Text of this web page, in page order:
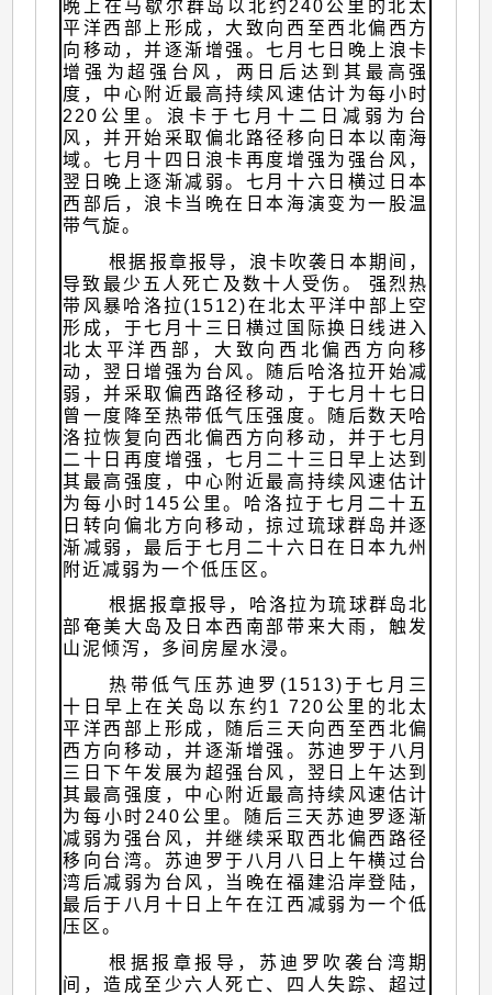
晩上在马歇尔群岛以北约240公里的北太
平洋西部上形成，大致向西至西北偏西方
向移动，并逐渐增强。七月七日晚上浪卡
增强为超强台风，两日后达到其最高强
度，中心附近最高持续风速估计为每小时
220公里。浪卡于七月十二日减弱为台
风，并开始采取偏北路径移向日本以南海
域。七月十四日浪卡再度增强为强台风，
翌日晚上逐渐减弱。七月十六日横过日本
西部后，浪卡当晩在日本海演变为一股温
带气旋。
根据报章报导，浪卡吹袭日本期间，
导致最少五人死亡及数十人受伤。 强烈热
带风暴哈洛拉(1512)在北太平洋中部上空
形成，于七月十三日横过国际换日线进入
北太平洋西部，大致向西北偏西方向移
动，翌日增强为台风。随后哈洛拉开始减
弱，并采取偏西路径移动，于七月十七日
曾一度降至热带低气压强度。随后数天哈
洛拉恢复向西北偏西方向移动，并于七月
二十日再度增强，七月二十三日早上达到
其最高强度，中心附近最高持续风速估计
为每小时145公里。哈洛拉于七月二十五
日转向偏北方向移动，掠过琉球群岛并逐
渐减弱，最后于七月二十六日在日本九州
附近减弱为一个低压区。
根据报章报导，哈洛拉为琉球群岛北
部奄美大岛及日本西南部带来大雨，触发
山泥倾泻，多间房屋水浸。
热带低气压苏迪罗(1513)于七月三
十日早上在关岛以东约1 720公里的北太
平洋西部上形成，随后三天向西至西北偏
西方向移动，并逐渐增强。苏迪罗于八月
三日下午发展为超强台风，翌日上午达到
其最高强度，中心附近最高持续风速估计
为每小时240公里。随后三天苏迪罗逐渐
减弱为强台风，并继续采取西北偏西路径
移向台湾。苏迪罗于八月八日上午横过台
湾后减弱为台风，当晚在福建沿岸登陆，
最后于八月十日上午在江西减弱为一个低
压区。
根据报章报导，苏迪罗吹袭台湾期
间，造成至少六人死亡、四人失踪、超过